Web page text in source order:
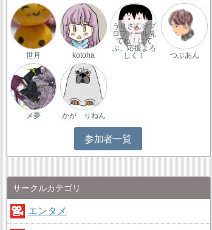
世月 kotoha
うりさん＠プ
ロフィール見
てね！はて
ぶ、応援よろ
しく！
つぶあん
メ夢 かが りねん
参加者一覧
サークルカテゴリ
エンタメ